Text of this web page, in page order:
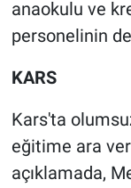
anaokulu ve
personelinin
KARS
Kars'ta
eğitime ara
açıklamada,